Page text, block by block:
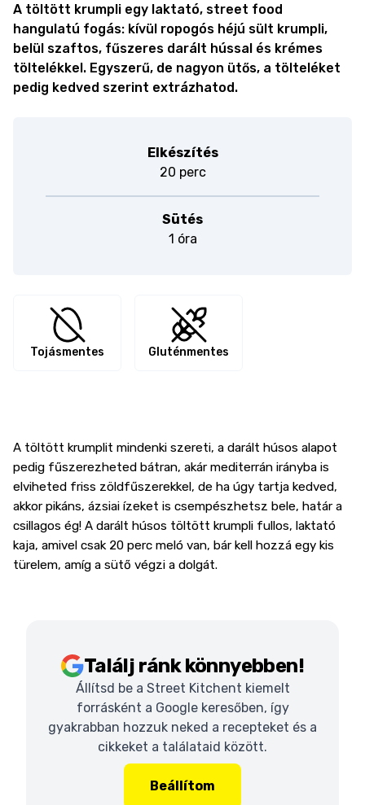
A töltött krumpli egy laktató, street food
hangulatú fogás: kívül ropogós héjú sült krumpli,
belül szaftos, fűszeres darált hússal és krémes
töltelékkel. Egyszerű, de nagyon ütős, a tölteléket
pedig kedved szerint extrázhatod.
Elkészítés
20 perc
Sütés
1 óra
Tojásmentes Gluténmentes
A töltött krumplit mindenki szereti, a darált húsos alapot
pedig fűszerezheted bátran, akár mediterrán irányba is
elviheted friss zöldfűszerekkel, de ha úgy tartja kedved,
akkor pikáns, ázsiai ízeket is csempészhetsz bele, határ a
csillagos ég! A darált húsos töltött krumpli fullos, laktató
kaja, amivel csak 20 perc meló van, bár kell hozzá egy kis
türelem, amíg a sütő végzi a dolgát.
Találj ránk könnyebben!
Állítsd be a Street Kitchent kiemelt
forrásként a Google keresőben, így
gyakrabban hozzuk neked a recepteket és a
cikkeket a találataid között.
Beállítom